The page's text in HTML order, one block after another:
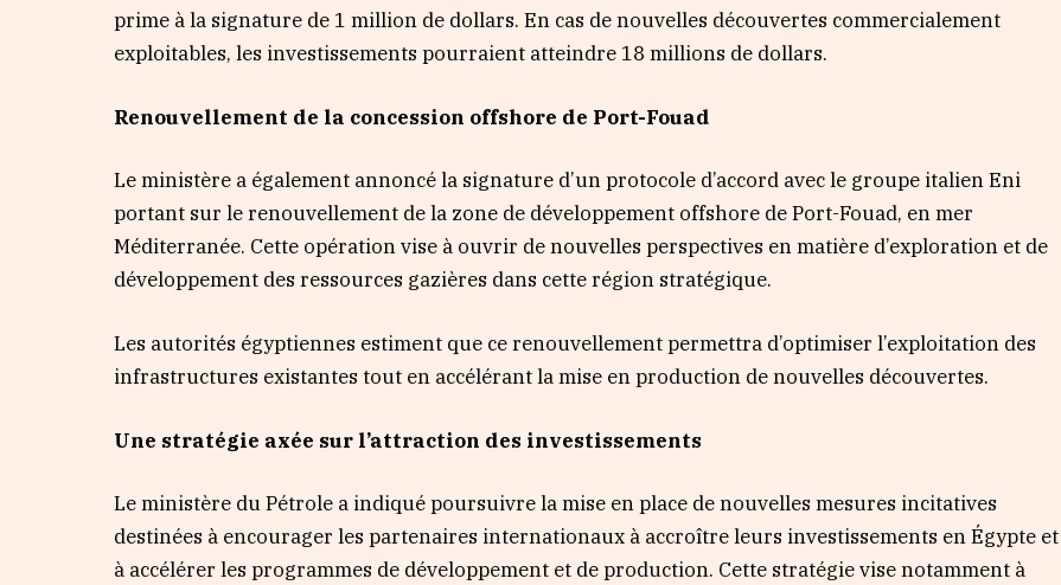
prime à la signature de 1 million de dollars. En cas de nouvelles découvertes commercialement
exploitables, les investissements pourraient atteindre 18 millions de dollars.
Renouvellement de la concession offshore de Port-Fouad
Le ministère a également annoncé la signature d’un protocole d’accord avec le groupe italien Eni
portant sur le renouvellement de la zone de développement offshore de Port-Fouad, en mer
Méditerranée. Cette opération vise à ouvrir de nouvelles perspectives en matière d’exploration et de
développement des ressources gazières dans cette région stratégique.
Les autorités égyptiennes estiment que ce renouvellement permettra d’optimiser l’exploitation des
infrastructures existantes tout en accélérant la mise en production de nouvelles découvertes.
Une stratégie axée sur l’attraction des investissements
Le ministère du Pétrole a indiqué poursuivre la mise en place de nouvelles mesures incitatives
destinées à encourager les partenaires internationaux à accroître leurs investissements en Égypte et
à accélérer les programmes de développement et de production. Cette stratégie vise notamment à